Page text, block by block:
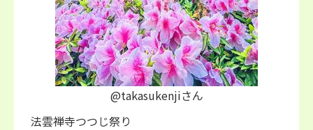
@takasukenjiさん
法雲禅寺つつじ祭り